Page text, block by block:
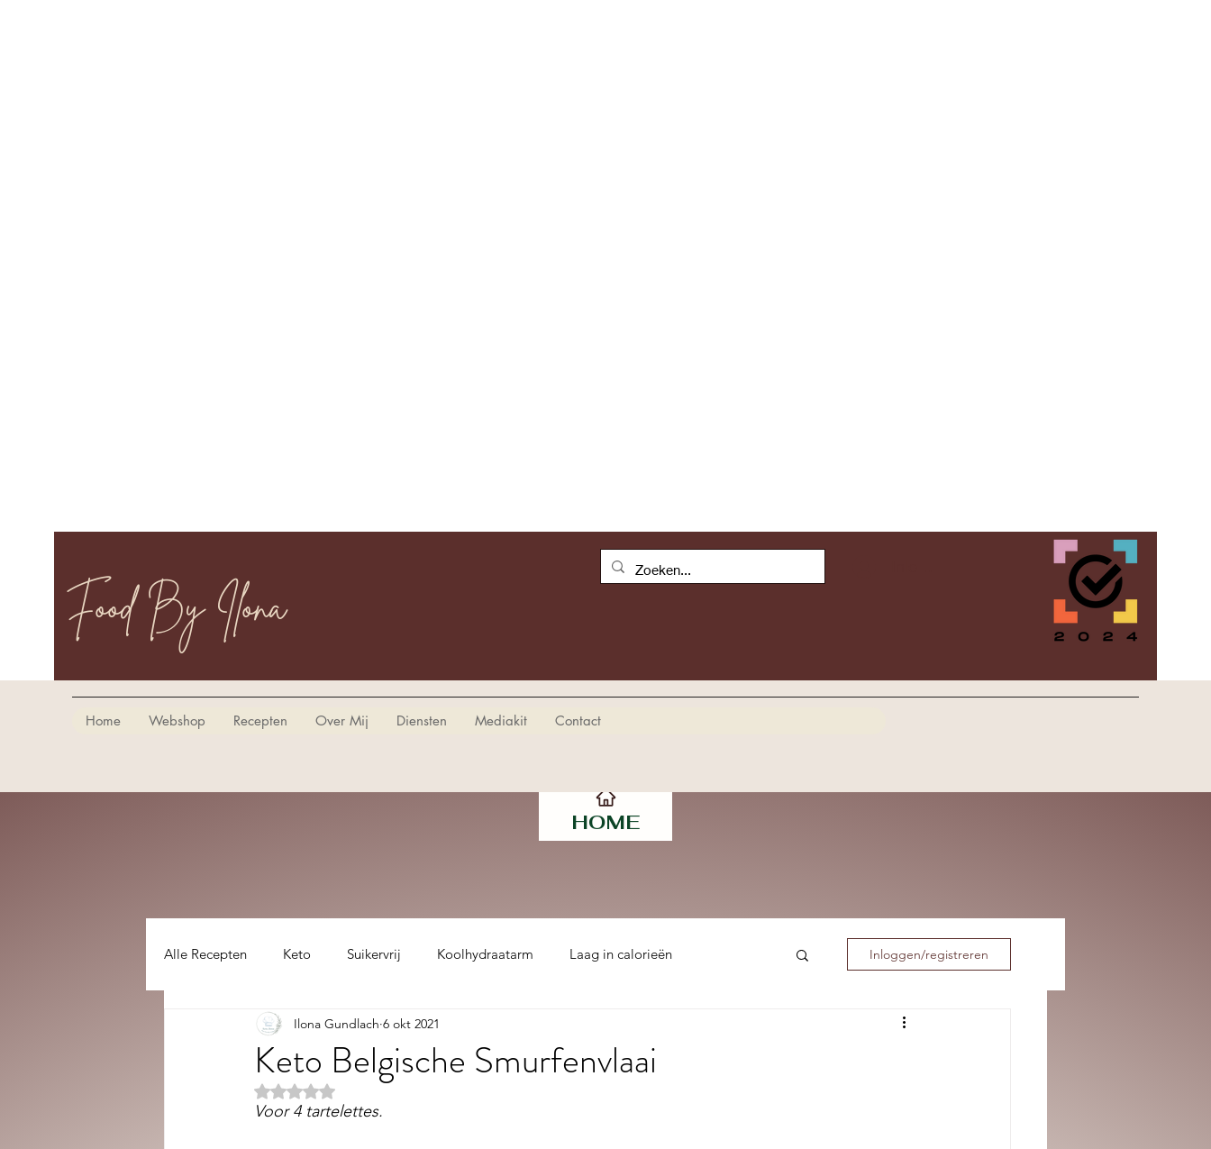
Food By Ilona
Home Webshop Recepten Over Mij Diensten Mediakit Contact
HOME
Alle Recepten Keto Suikervrij Koolhydraatarm Laag in calorieën
Lekker gezellig :) hoofdgerecht
Inloggen/registreren
Keto Belgische Smurfenvlaai
Ilona Gundlach 6 okt 2021
Beoordeeld met NaN uit 5 sterren.
Voor 4 tartelettes.